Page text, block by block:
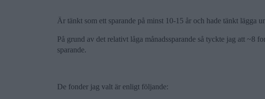
Är tänkt som ett sparande på minst 10-15 år och hade tänkt lägga
På grund av det relativt låga månadssparande så tyckte jag att ~8
sparande.
De fonder jag valt är enligt följande: